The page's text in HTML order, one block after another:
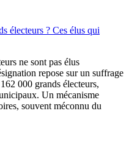
électeurs ? Ces élus qui
ne sont pas élus
repose sur un suffrage
000 grands électeurs,
Un mécanisme
souvent méconnu du